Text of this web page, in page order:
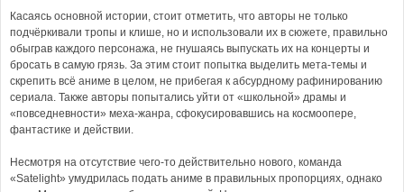
Касаясь основной истории, стоит отметить, что авторы не только
подчёркивали тропы и клише, но и использовали их в сюжете, правильно
обыграв каждого персонажа, не гнушаясь выпускать их на концерты и
бросать в самую грязь. За этим стоит попытка выделить мета-темы и
скрепить всё аниме в целом, не прибегая к абсурдному рафинированию
сериала. Также авторы попытались уйти от «школьной» драмы и
«повседневности» меха-жанра, сфокусировавшись на космоопере,
фантастике и действии.
Несмотря на отсутствие чего-то действительно нового, команда
«Satelight» умудрилась подать аниме в правильных пропорциях, однако